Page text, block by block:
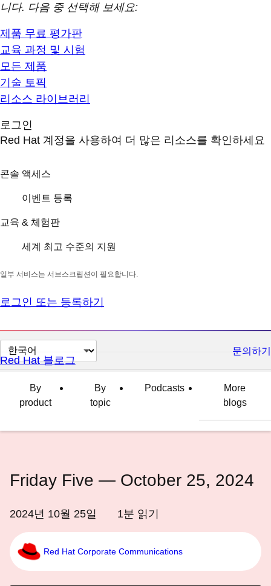
니다. 다음 중 선택해 보세요:
제품 무료 평가판
교육 과정 및 시험
모든 제품
기술 토픽
리소스 라이브러리
로그인
Red Hat 계정을 사용하여 더 많은 리소스를 확인하세요
콘솔 액세스
이벤트 등록
교육 & 체험판
세계 최고 수준의 지원
일부 서비스는 서브스크립션이 필요합니다.
로그인 또는 등록하기
페
이
변
문의하기
Red Hat 블로그
By
product
By
topic
Podcasts
More
blogs
Friday Five — October 25, 2024
2024년 10월 25일 1분 읽기
Red Hat Corporate Communications